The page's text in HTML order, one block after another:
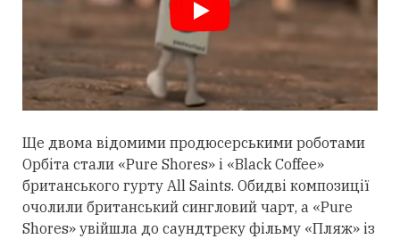
Ще двома відомими продюсерськими роботами
Орбіта стали «Pure Shores» і «Black Coffee»
британського гурту All Saints. Обидві композиції
очолили британський сингловий чарт, а «Pure
Shores» увійшла до саундтреку фільму «Пляж» із